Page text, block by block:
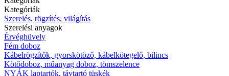
Kategóriák
Szerelés, rögzítés, világítás
Szerelési anyagok
Érvéghüvely
Fém doboz
Kábelrögzítők, gyorskötöző, kábelkötegelő, bilincs
Kötődoboz, műanyag doboz, tömszelence
NYÁK laptartók, távtartó tüskék